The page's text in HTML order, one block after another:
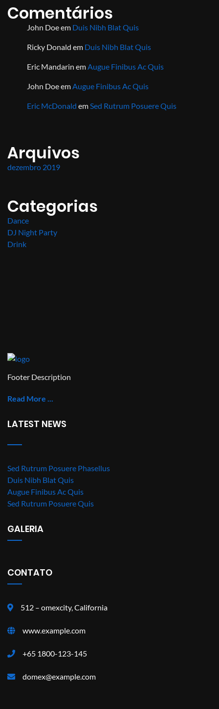
Comentários
John Doeem Duis Nibh Blat Quis
Ricky Donald em Duis Nibh Blat Quis
Eric Mandarin emAugue Finibus Ac Quis
John DoeemAugue Finibus Ac Quis
Eric McDonald emSed Rutrum Posuere Quis
Arquivos
dezembro 2019
Categorias
Dance
DJ Night Party
Drink
Footer Description
Read More ...
LATEST NEWS
Sed Rutrum Posuere Phasellus
Duis Nibh Blat Quis
Augue Finibus Ac Quis
Sed Rutrum Posuere Quis
GALERIA
CONTATO
512 – omexcity, California
www.example.com
+65 1800-123-145
domex@example.com